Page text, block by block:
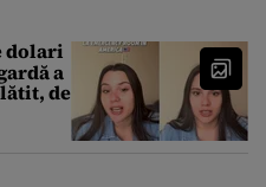
dolari
a
de